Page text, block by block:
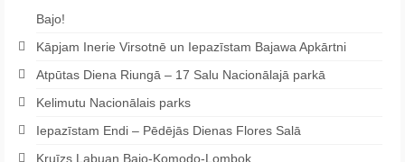
Bajo!
Kāpjam Inerie Virsotnē un Iepazīstam Bajawa Apkārtni
Atpūtas Diena Riungā – 17 Salu Nacionālajā parkā
Kelimutu Nacionālais parks
Iepazīstam Endi – Pēdējās Dienas Flores Salā
Kruīzs Labuan Bajo-Komodo-Lombok